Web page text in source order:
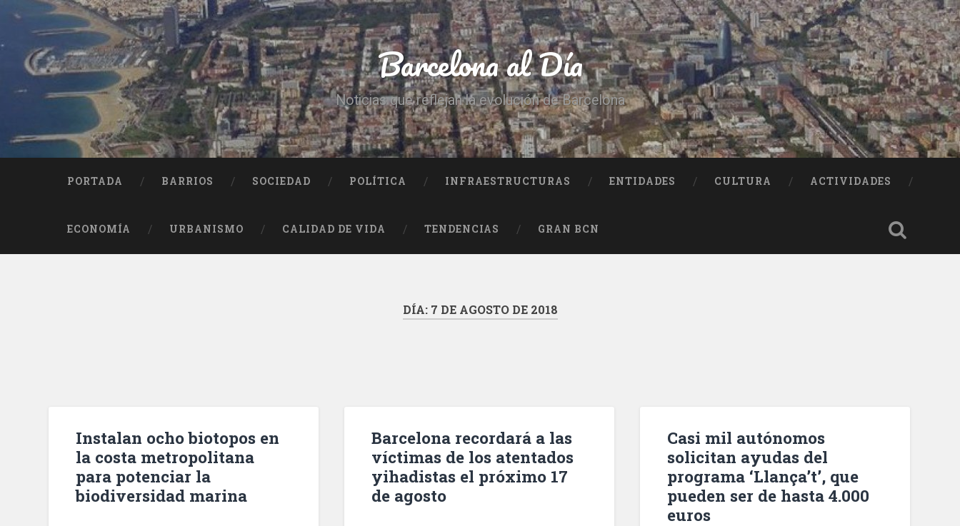
contenido
Buscar
Barcelona al Día
Noticias que reflejan la evolución de Barcelona
PORTADA BARRIOS SOCIEDAD POLÍTICA INFRAESTRUCTURAS ENTIDADES CULTURA ACTIVIDADES
ECONOMÍA URBANISMO CALIDAD DE VIDA TENDENCIAS GRAN BCN
DÍA: 7 DE AGOSTO DE 2018
Instalan ocho biotopos en
la costa metropolitana
para potenciar la
biodiversidad marina
Barcelona recordará a las
víctimas de los atentados
yihadistas el próximo 17
de agosto
Casi mil autónomos
solicitan ayudas del
programa ‘Llança’t’, que
pueden ser de hasta 4.000
euros